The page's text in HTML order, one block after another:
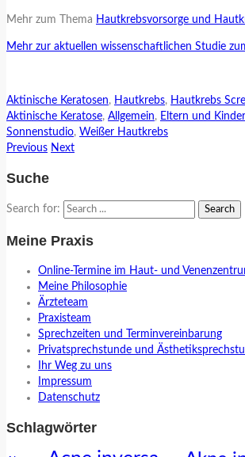
Mehr zum Thema Hautkrebsvorsorge und
Mehr zur aktuellen wissenschaftlichen Studie
Aktinische Keratosen, Hautkrebs, Hautkrebs
Aktinische Keratose, Allgemein, Eltern und Kinder
Sonnenstudio, Weißer Hautkrebs
Previous Next
Suche
Search for:
Meine Praxis
Online-Termine im Haut- und
Meine Philosophie
Ärzteteam
Praxisteam
Sprechzeiten und Terminvereinbarung
Privatsprechstunde und
Ihr Weg zu uns
Impressum
Datenschutz
Schlagwörter